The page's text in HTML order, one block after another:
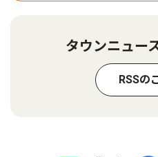
タウンニュー
RSSの